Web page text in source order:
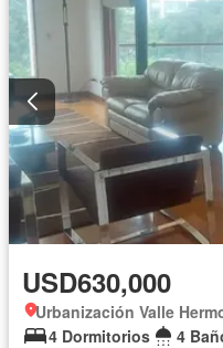
USD630,000
Urbanización Valle
4 Dormitorios
4